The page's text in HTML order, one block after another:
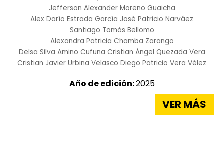
Jefferson Alexander Moreno Guaicha
Alex Darío Estrada García José Patricio Narváez
Santiago Tomás Bellomo
Alexandra Patricia Chamba Zarango
Delsa Silva Amino Cufuna Cristian Ángel Quezada Vera
Cristian Javier Urbina Velasco Diego Patricio Vera Vélez
Año de edición:2025
VER MÁS